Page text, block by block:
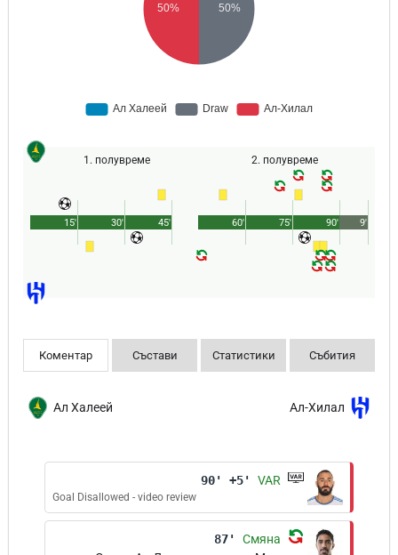
1. полувреме
45'
15' 30'
2. полувреме
90'
60' 75' 9'
Коментар Състави Статистики Събития
Ал Халеей Ал-Хилал
90' +5' VAR
Goal Disallowed - video review
87' Смяна